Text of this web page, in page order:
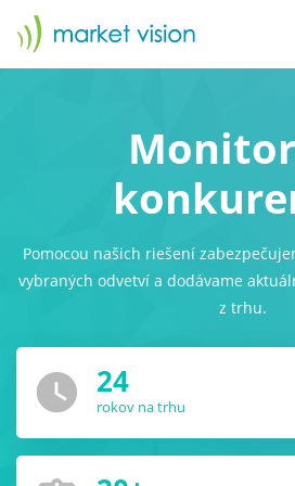
Pomocou našich riešení
vybraných odvetví a dodávame
z trhu.
watch_later 24
rokov na trhu